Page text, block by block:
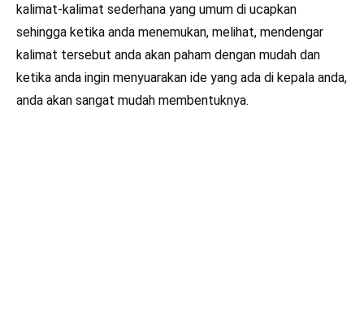
kalimat-kalimat sederhana yang umum di ucapkan
sehingga ketika anda menemukan, melihat, mendengar
kalimat tersebut anda akan paham dengan mudah dan
ketika anda ingin menyuarakan ide yang ada di kepala anda,
anda akan sangat mudah membentuknya.